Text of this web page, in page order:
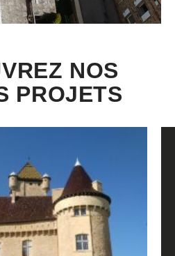
NOS
PROJETS